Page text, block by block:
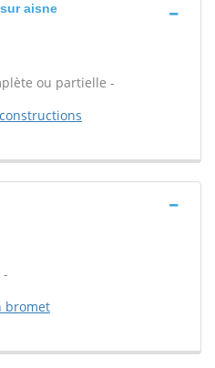
aisne
ou partielle -
-
bromet